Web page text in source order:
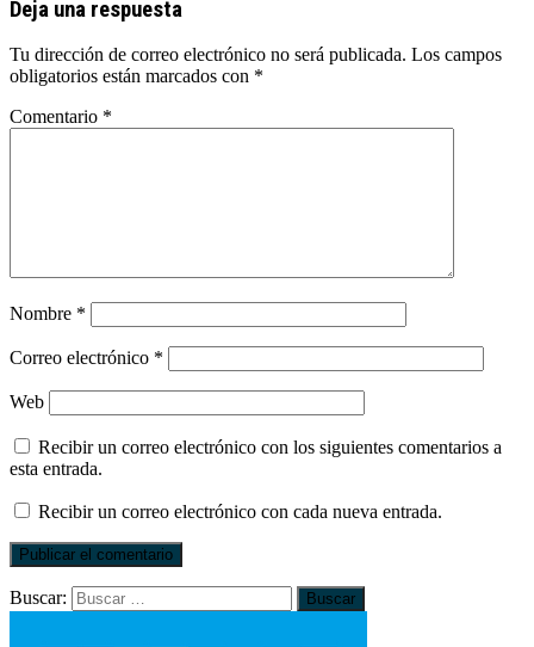
Deja una respuesta
Tu dirección de correo electrónico no será publicada. Los campos
obligatorios están marcados con *
Comentario *
Nombre *
Correo electrónico *
Web
Recibir un correo electrónico con los siguientes comentarios a
esta entrada.
Recibir un correo electrónico con cada nueva entrada.
Buscar: